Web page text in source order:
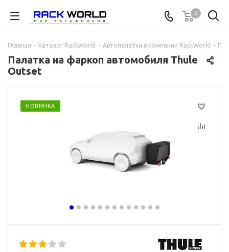
0
Главная - Каталог RackWorld - Автопалатки в компании RackWorld -
Палатка на фаркоп автомобиля Thule
Outset
НОВИНКА